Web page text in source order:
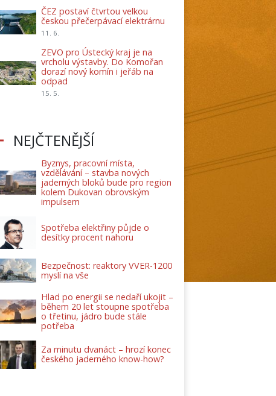
ČEZ postaví čtvrtou velkou
českou přečerpávací elektrárnu
11. 6.
ZEVO pro Ústecký kraj je na
vrcholu výstavby. Do Komořan
dorazí nový komín i jeřáb na
odpad
15. 5.
NEJČTENĚJŠÍ
Byznys, pracovní místa,
vzdělávání – stavba nových
jaderných bloků bude pro region
kolem Dukovan obrovským
impulsem
Spotřeba elektřiny půjde o
desítky procent nahoru
Bezpečnost: reaktory VVER-1200
myslí na vše
Hlad po energii se nedaří ukojit –
během 20 let stoupne spotřeba
o třetinu, jádro bude stále
potřeba
Za minutu dvanáct – hrozí konec
českého jaderného know-how?